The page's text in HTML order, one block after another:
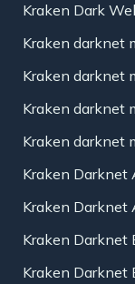
Kraken Dark
Kraken darknet
Kraken darknet
Kraken darknet
Kraken darknet
Kraken
Kraken
Kraken
Kraken